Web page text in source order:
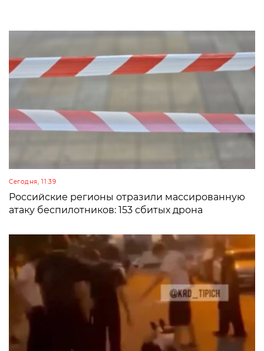
Сегодня, 11:39
Российские регионы отразили массированную
атаку беспилотников: 153 сбитых дрона